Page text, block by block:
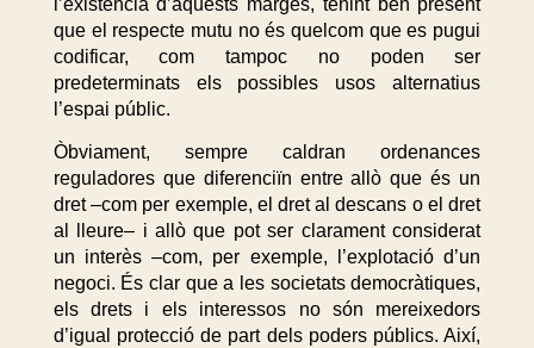
l’existència d’aquests marges, tenint ben present
que el respecte mutu no és quelcom que es pugui
codificar, com tampoc no poden ser
predeterminats els possibles usos alternatius
l’espai públic.
Òbviament, sempre caldran ordenances
reguladores que diferenciïn entre allò que és un
dret –com per exemple, el dret al descans o el dret
al lleure– i allò que pot ser clarament considerat
un interès –com, per exemple, l’explotació d’un
negoci. És clar que a les societats democràtiques,
els drets i els interessos no són mereixedors
d’igual protecció de part dels poders públics. Així,